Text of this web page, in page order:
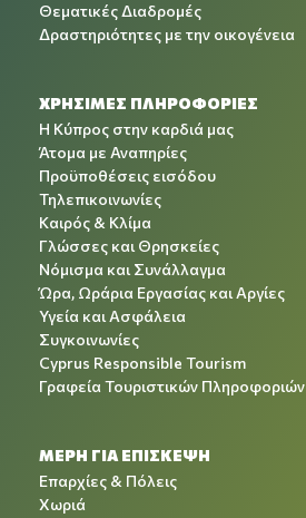
Θεματικές Διαδρομές
Δραστηριότητες με την οικογένεια
ΧΡΉΣΙΜΕΣ ΠΛΗΡΟΦΟΡΊΕΣ
Η Κύπρος στην καρδιά μας
Άτομα με Αναπηρίες
Προϋποθέσεις εισόδου
Τηλεπικοινωνίες
Καιρός & Κλίμα
Γλώσσες και Θρησκείες
Νόμισμα και Συνάλλαγμα
Ώρα, Ωράρια Εργασίας και Αργίες
Υγεία και Ασφάλεια
Συγκοινωνίες
Cyprus Responsible Tourism
Γραφεία Τουριστικών Πληροφοριών
ΜΕΡΗ ΓΙΑ ΕΠΙΣΚΕΨΗ
Επαρχίες & Πόλεις
Χωριά